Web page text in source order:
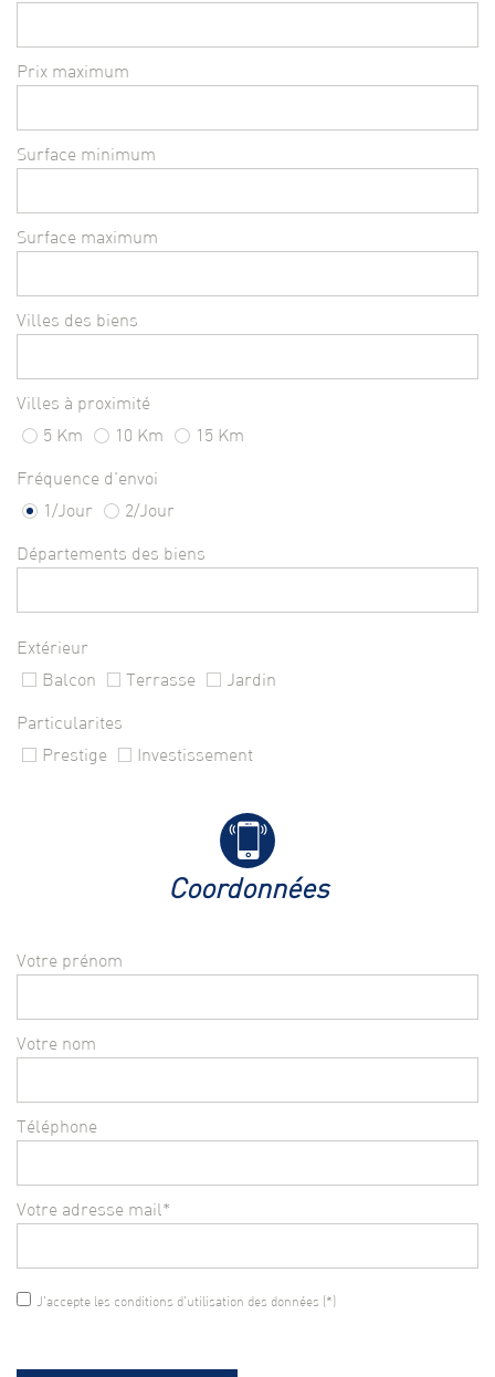
Prix maximum
Surface minimum
Surface maximum
Villes des biens
Villes à proximité
5 Km
10 Km 15 Km
Fréquence d'envoi
1/Jour
2/Jour
Départements des biens
Extérieur
Balcon
Terrasse Jardin
Particularites
Prestige
Investissement
coordonnées
Votre prénom
Votre nom
Téléphone
Votre adresse mail*
J'accepte les conditions d'utilisation des données (*)